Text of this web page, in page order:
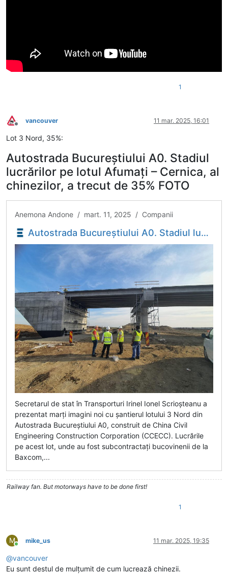
1
Deconectat
vancouver 11 mar. 2025, 16:01
Lot 3 Nord, 35%:
Autostrada Bucureștiului A0. Stadiul
lucrărilor pe lotul Afumați – Cernica, al
chinezilor, a trecut de 35% FOTO
Anemona Andone / mart. 11, 2025 / Companii
Autostrada Bucureștiului A0. Stadiul lucrărilor pe lotul Afumați - Cernica, al chinezilor, a trecut de 35% FOTO - Economica.net
Secretarul de stat în Transporturi Irinel Ionel Scrioșteanu a
prezentat marți imagini noi cu șantierul lotului 3 Nord din
Autostrada Bucureștiului A0, construit de China Civil
Engineering Construction Corporation (CCECC). Lucrările
pe acest lot, unde au fost subcontractați bucovinenii de la
Baxcom,...
Railway fan. But motorways have to be done first!
1
M
Conectat
mike_us 11 mar. 2025, 19:35
@vancouver
Eu sunt destul de mulțumit de cum lucrează chinezii.